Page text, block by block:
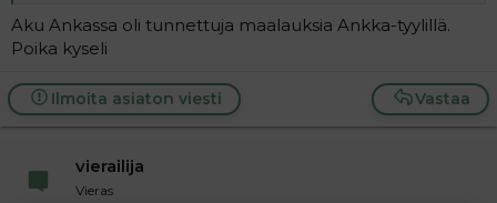
Aku Ankassa oli tunnettuja maalauksia Ankka-tyylillä.
Poika kyseli
Vastaa
Ilmoita asiaton viesti
vierailija
Vieras